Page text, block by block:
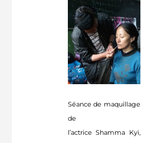
Séance de maquillage
de
l’actrice Shamma Kyi,